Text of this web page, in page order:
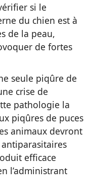
si le
du chien est à
de la peau,
de fortes
seule piqûre de
crise de
pathologie la
piqûres de puces
animaux devront
efficace
l’administrant